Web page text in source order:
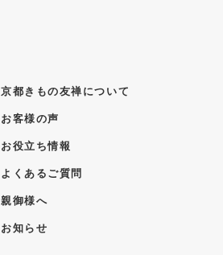
京都きもの友禅について
お客様の声
お役立ち情報
よくあるご質問
親御様へ
お知らせ